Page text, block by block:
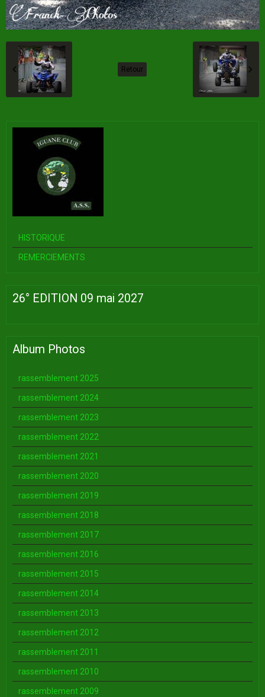
Retour
HISTORIQUE
REMERCIEMENTS
26° EDITION 09 mai 2027
Album Photos
rassemblement 2025
rassemblement 2024
rassemblement 2023
rassemblement 2022
rassemblement 2021
rassemblement 2020
rassemblement 2019
rassemblement 2018
rassemblement 2017
rassemblement 2016
rassemblement 2015
rassemblement 2014
rassemblement 2013
rassemblement 2012
rassemblement 2011
rassemblement 2010
rassemblement 2009